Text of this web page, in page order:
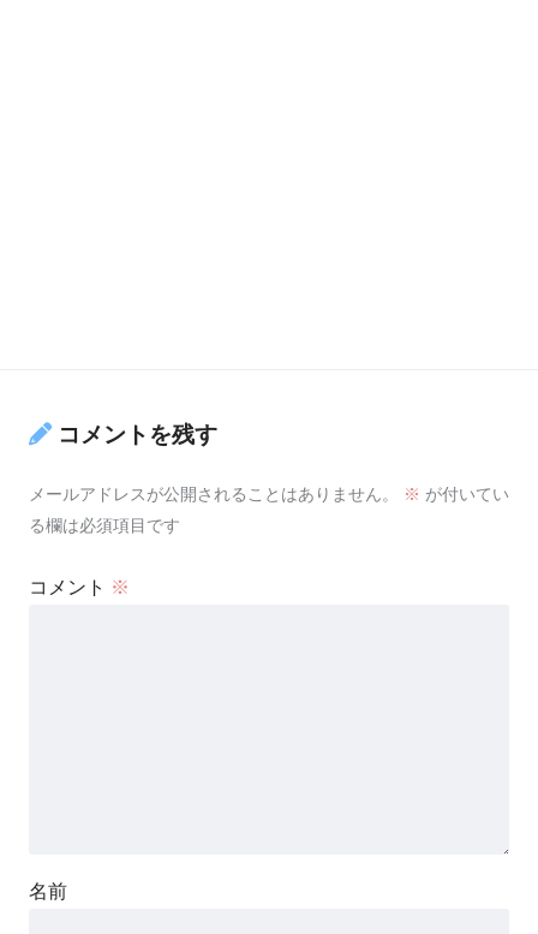
コメントを残す
メールアドレスが公開されることはありません。 ※ が付いてい
る欄は必須項目です
コメント ※
名前